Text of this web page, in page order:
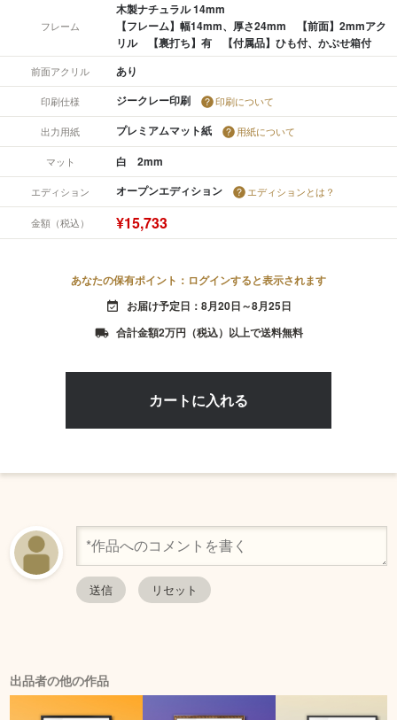
フレーム
木製ナチュラル 14mm
【フレーム】幅14mm、厚さ24mm 【前面】2mmアク
リル 【裏打ち】有 【付属品】ひも付、かぶせ箱付
前面アクリル あり
印刷仕様 ジークレー印刷 印刷について
出力用紙 プレミアムマット紙 用紙について
マット 白 2mm
エディション オープンエディション エディションとは？
金額（税込） ¥15,733
あなたの保有ポイント：ログインすると表示されます
event_available お届け予定日：8月20日～8月25日
local_shipping 合計金額2万円（税込）以上で送料無料
出品者の他の作品